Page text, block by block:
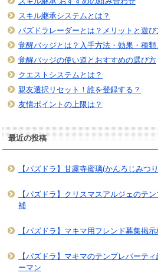
スキル継承システムとは？
パズドラレーダーとは？メリットと遊び
覚醒バッジとは？入手方法・効果・種類
覚醒バッジの使い道とおすすめの選び方
クエストシステムとは？
親友選択リセット！誰を登録する？
友情ポイントの上限は？
最近の投稿
【パズドラ】甘露寺蜜璃(かんろじみつ
【パズドラ】クリスマスアルジェのテ
補
【パズドラ】マキマ用フレンド募集掲
【パズドラ】マキマのテンプレパーテ
ーマン